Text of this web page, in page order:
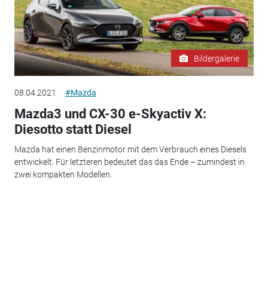
Bildergalerie
08.04.2021 #Mazda
Mazda3 und CX-30 e-Skyactiv X:
Diesotto statt Diesel
Mazda hat einen Benzinmotor mit dem Verbrauch eines Diesels
entwickelt. Für letzteren bedeutet das das Ende – zumindest in
zwei kompakten Modellen.